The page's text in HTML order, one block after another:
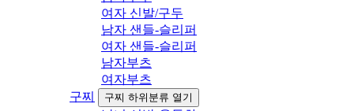
여자 신발/구두
남자 샌들-슬리퍼
여자 샌들-슬리퍼
남자부츠
여자부츠
구찌
구찌 하위분류 열기